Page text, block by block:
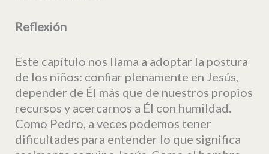
Reflexión
Este capítulo nos llama a adoptar la postura
de los niños: confiar plenamente en Jesús,
depender de Él más que de nuestros propios
recursos y acercarnos a Él con humildad.
Como Pedro, a veces podemos tener
dificultades para entender lo que significa